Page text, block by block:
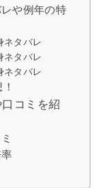
や例年の特
ネタバレ
ネタバレ
ネタバレ
コミを紹